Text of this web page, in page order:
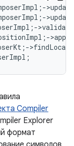
; -
; -
; -
; -
; -
;
Compiler
Explorer
формат